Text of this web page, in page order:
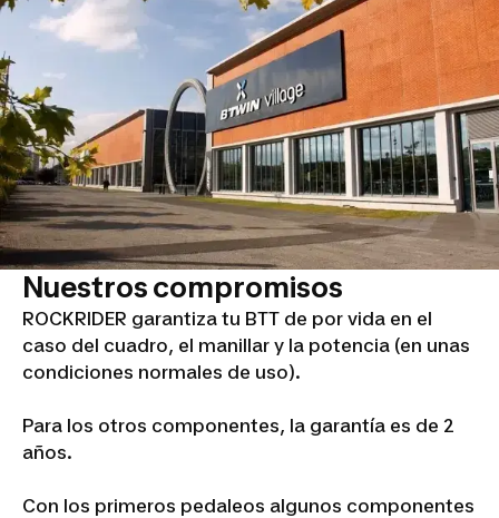
Nuestros compromisos
ROCKRIDER garantiza tu BTT de por vida en el
caso del cuadro, el manillar y la potencia (en unas
condiciones normales de uso).
Para los otros componentes, la garantía es de 2
años.
Con los primeros pedaleos algunos componentes